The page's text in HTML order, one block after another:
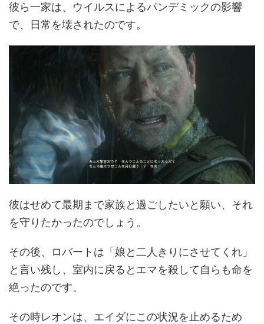
彼ら一家は、ウイルスによるパンデミックの影響
で、日常を壊されたのです。
彼はせめて最期まで家族と過ごしたいと願い、それ
を守りたかったのでしょう。
その後、ロバートは「娘と二人きりにさせてくれ」
と言い残し、室内に戻るとエマを殺して自らも命を
絶ったのです。
その時レオンは、エイダにこの状況を止めるため